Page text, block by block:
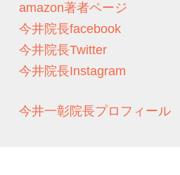
amazon著者ページ
今井院長facebook
今井院長Twitter
今井院長Instagram
今井一彰院長プロフィール